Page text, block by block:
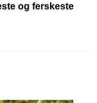
og ferskeste